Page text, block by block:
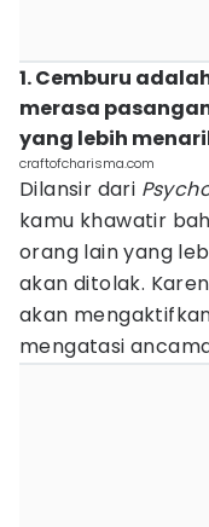
1. Cemburu
merasa
yang lebih
craftofcharisma.com
Dilansir dari
kamu khawatir
orang lain yang
akan ditolak.
akan
mengatasi